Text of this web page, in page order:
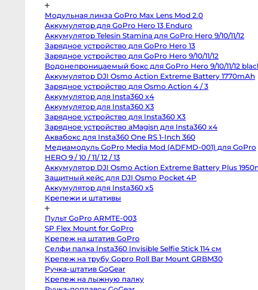
Canon
90D
Body
Canon
80D
body
Nikon
D850
body
Nikon
D800
body
Nikon
D750
body
Nikon
D90
body
Профессиональные
видео
кинокамеры
RED
Komodo
6K
mark2
S35
Kinefinity
MAVO
mark2
LF
Nikon
ZR
Blackmagic
Cinema
Модульная линза GoPro Max Lens Mod 2.0
Аккумулятор для GoPro Hero 13 Enduro
Аккумулятор Telesin Stamina для GoPro Hero 9/10/11/12
Зарядное устройство для GoPro Hero 13
Зарядное устройство для GoPro Hero 9/10/11/12
Водонепроницаемый бокс для GoPro Hero 9/10/11/12
Аккумулятор DJI Osmo Action Extreme Battery 1770mAh
Зарядное устройство для Osmo Action 4 / 3
Аккумулятор для Insta360 x4
Аккумулятор для Insta360 X3
Зарядное устройство для Insta360 X3
Зарядное устройство aMagisn для Insta360 x4
Аквабокс для Insta360 One RS 1-Inch 360
Медиамодуль GoPro Media Mod (ADFMD-001) для GoPro
HERO 9 / 10 / 11/ 12 / 13
Аккумулятор DJI Osmo Action Extreme Battery Plus
Защитный кейс для DJI Osmo Pocket 4P
Аккумулятор для Insta360 x5
Крепежи и штативы
Пульт GoPro ARMTE-003
SP Flex Mount for GoPro
Крепеж на штатив GoPro
Селфи палка Insta360 Invisible Selfie Stick 114 см
Крепеж на трубу Gopro Roll Bar Mount GRBM30
Ручка-штатив GoGear
Крепеж на лыжную палку